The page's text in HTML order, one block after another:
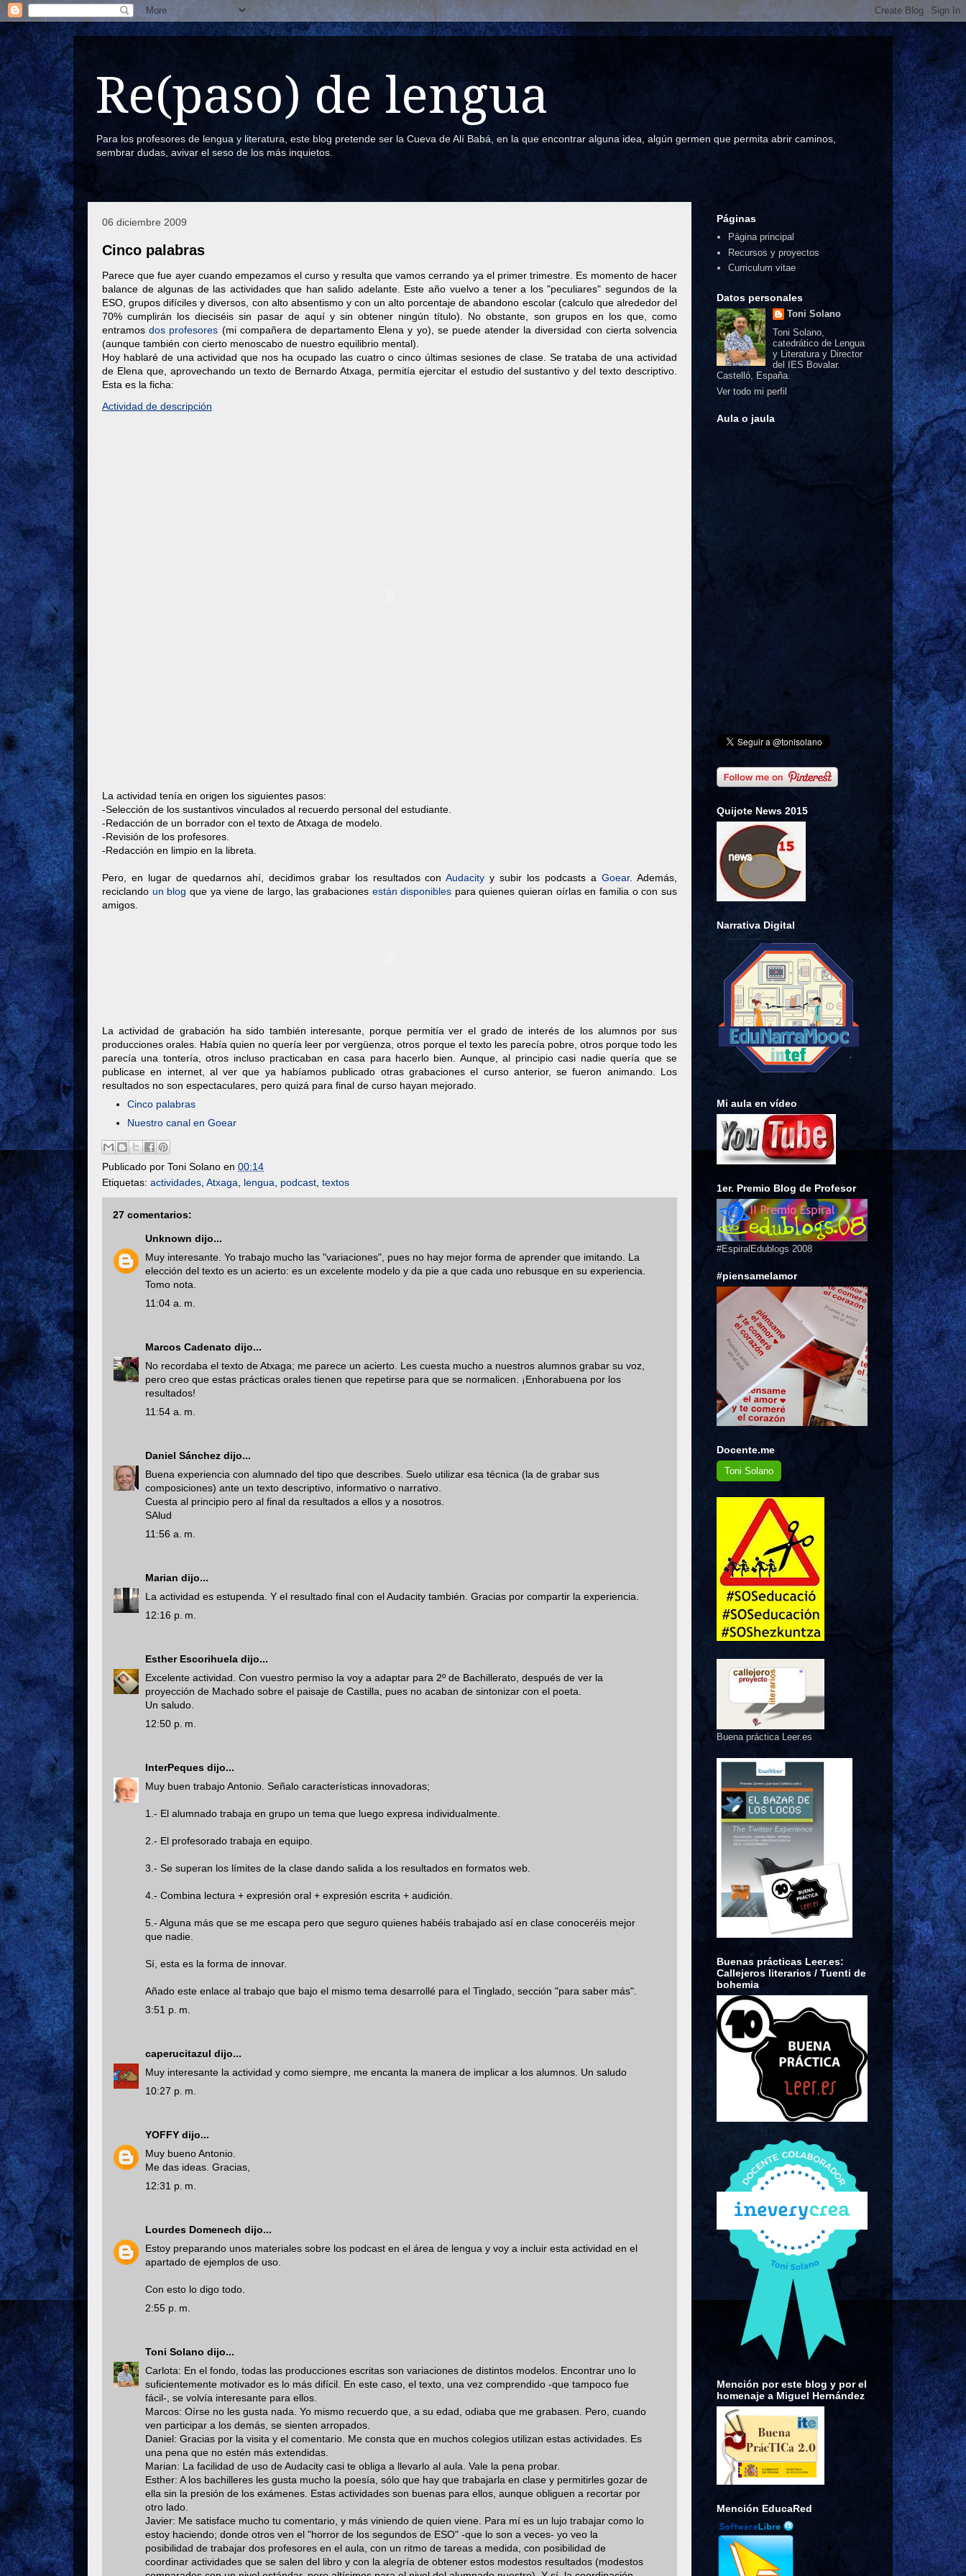
Re(paso) de lengua
Para los profesores de lengua y literatura, este blog pretende ser la Cueva de Alí Babá, en la que encontrar alguna idea, algún germen que permita abrir caminos,
sembrar dudas, avivar el seso de los más inquietos.
06 diciembre 2009
Cinco palabras
Parece que fue ayer cuando empezamos el curso y resulta que vamos cerrando ya el primer trimestre. Es momento de hacer
balance de algunas de las actividades que han salido adelante. Este año vuelvo a tener a los "peculiares" segundos de la
ESO, grupos difíciles y diversos, con alto absentismo y con un alto porcentaje de abandono escolar (calculo que alrededor del
70% cumplirán los dieciséis sin pasar de aquí y sin obtener ningún título). No obstante, son grupos en los que, como
entramosdos profesores (mi compañera de departamento Elena y yo), se puede atender la diversidad con cierta solvencia
(aunque también con cierto menoscabo de nuestro equilibrio mental).
Hoy hablaré de una actividad que nos ha ocupado las cuatro o cinco últimas sesiones de clase. Se trataba de una actividad
de Elena que, aprovechando un texto de Bernardo Atxaga, permitía ejercitar el estudio del sustantivo y del texto descriptivo.
Esta es la ficha:
Actividad de descripción
La actividad tenía en origen los siguientes pasos:
-Selección de los sustantivos vinculados al recuerdo personal del estudiante.
-Redacción de un borrador con el texto de Atxaga de modelo.
-Revisión de los profesores.
-Redacción en limpio en la libreta.
Pero, en lugar de quedarnos ahí, decidimos grabar los resultados conAudacity y subir los podcasts aGoear. Además,
reciclando un blog que ya viene de largo, las grabaciones están disponibles para quienes quieran oírlas en familia o con sus
amigos.
La actividad de grabación ha sido también interesante, porque permitía ver el grado de interés de los alumnos por sus
producciones orales. Había quien no quería leer por vergüenza, otros porque el texto les parecía pobre, otros porque todo les
parecía una tontería, otros incluso practicaban en casa para hacerlo bien. Aunque, al principio casi nadie quería que se
publicase en internet, al ver que ya habíamos publicado otras grabaciones el curso anterior, se fueron animando. Los
resultados no son espectaculares, pero quizá para final de curso hayan mejorado.
Cinco palabras
Nuestro canal en Goear
Publicado por Toni Solano en 00:14
Etiquetas: actividades Atxaga lengua podcast textos
27 comentarios:
Unknown dijo...
Muy interesante. Yo trabajo mucho las "variaciones", pues no hay mejor forma de aprender que imitando. La
elección del texto es un acierto: es un excelente modelo y da pie a que cada uno rebusque en su experiencia.
Tomo nota.
11:04 a. m.
Marcos Cadenato dijo...
No recordaba el texto de Atxaga; me parece un acierto. Les cuesta mucho a nuestros alumnos grabar su voz,
pero creo que estas prácticas orales tienen que repetirse para que se normalicen. ¡Enhorabuena por los
resultados!
11:54 a. m.
Daniel Sánchez dijo...
Buena experiencia con alumnado del tipo que describes. Suelo utilizar esa técnica (la de grabar sus
composiciones) ante un texto descriptivo, informativo o narrativo.
Cuesta al principio pero al final da resultados a ellos y a nosotros.
SAlud
11:56 a. m.
Marian dijo...
La actividad es estupenda. Y el resultado final con el Audacity también. Gracias por compartir la experiencia.
12:16 p. m.
Esther Escorihuela dijo...
Excelente actividad. Con vuestro permiso la voy a adaptar para 2º de Bachillerato, después de ver la
proyección de Machado sobre el paisaje de Castilla, pues no acaban de sintonizar con el poeta.
Un saludo.
12:50 p. m.
InterPeques dijo...
Muy buen trabajo Antonio. Señalo características innovadoras;
1.- El alumnado trabaja en grupo un tema que luego expresa individualmente.
2.- El profesorado trabaja en equipo.
3.- Se superan los límites de la clase dando salida a los resultados en formatos web.
4.- Combina lectura + expresión oral + expresión escrita + audición.
5.- Alguna más que se me escapa pero que seguro quienes habéis trabajado así en clase conoceréis mejor
que nadie.
Sí, esta es la forma de innovar.
Añado este enlace al trabajo que bajo el mismo tema desarrollé para el Tinglado, sección "para saber más".
3:51 p. m.
caperucitazul dijo...
Muy interesante la actividad y como siempre, me encanta la manera de implicar a los alumnos. Un saludo
10:27 p. m.
YOFFY dijo...
Muy bueno Antonio.
Me das ideas. Gracias,
12:31 p. m.
Lourdes Domenech dijo...
Estoy preparando unos materiales sobre los podcast en el área de lengua y voy a incluir esta actividad en el
apartado de ejemplos de uso.
Con esto lo digo todo.
2:55 p. m.
Toni Solano dijo...
Carlota: En el fondo, todas las producciones escritas son variaciones de distintos modelos. Encontrar uno lo
suficientemente motivador es lo más difícil. En este caso, el texto, una vez comprendido -que tampoco fue
fácil-, se volvía interesante para ellos.
Marcos: Oírse no les gusta nada. Yo mismo recuerdo que, a su edad, odiaba que me grabasen. Pero, cuando
ven participar a los demás, se sienten arropados.
Daniel: Gracias por la visita y el comentario. Me consta que en muchos colegios utilizan estas actividades. Es
una pena que no estén más extendidas.
Marian: La facilidad de uso de Audacity casi te obliga a llevarlo al aula. Vale la pena probar.
Esther: A los bachilleres les gusta mucho la poesía, sólo que hay que trabajarla en clase y permitirles gozar de
ella sin la presión de los exámenes. Estas actividades son buenas para ellos, aunque obliguen a recortar por
otro lado.
Javier: Me satisface mucho tu comentario, y más viniendo de quien viene. Para mí es un lujo trabajar como lo
estoy haciendo; donde otros ven el "horror de los segundos de ESO" -que lo son a veces- yo veo la
posibilidad de trabajar dos profesores en el aula, con un ritmo de tareas a medida, con posibilidad de
coordinar actividades que se salen del libro y con la alegría de obtener estos modestos resultados (modestos
Páginas
Página principal
Recursos y proyectos
Curriculum vitae
Datos personales
Toni Solano
Toni Solano,
catedrático de Lengua
y Literatura y Director
del IES Bovalar.
Castelló, España.
Ver todo mi perfil
Aula o jaula
Quijote News 2015
Narrativa Digital
Mi aula en vídeo
1er. Premio Blog de Profesor
#EspiralEdublogs 2008
#piensamelamor
Docente.me
Toni Solano
Buena práctica Leer.es
Buenas prácticas Leer.es:
Callejeros literarios / Tuenti de
bohemia
Mención por este blog y por el
homenaje a Miguel Hernández
Mención EducaRed